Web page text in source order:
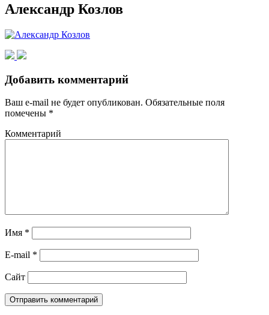
Александр Козлов
Добавить комментарий
Ваш e-mail не будет опубликован. Обязательные поля
помечены *
Комментарий
Имя *
E-mail *
Сайт